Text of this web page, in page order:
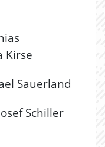
Kirse
Sauerland
Schiller